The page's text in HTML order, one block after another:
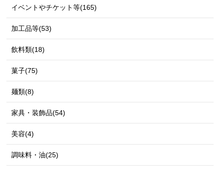
イベントやチケット等(165)
加工品等(53)
飲料類(18)
菓子(75)
麺類(8)
家具・装飾品(54)
美容(4)
調味料・油(25)